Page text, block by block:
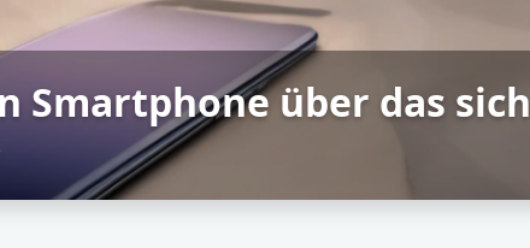
Smartphone über das sich